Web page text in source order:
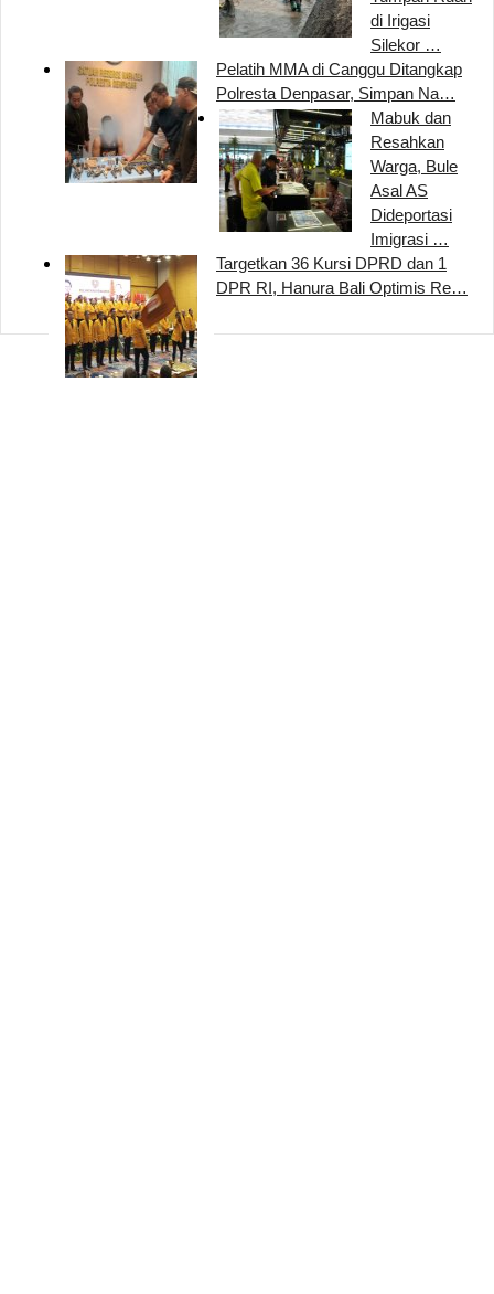
di Irigasi
Silekor …
Pelatih MMA di Canggu Ditangkap
Polresta Denpasar, Simpan Na…
Mabuk dan
Resahkan
Warga, Bule
Asal AS
Dideportasi
Imigrasi …
Targetkan 36 Kursi DPRD dan 1
DPR RI, Hanura Bali Optimis Re…